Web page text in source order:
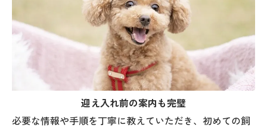
迎え入れ前の案内も完璧
必要な情報や手順を丁寧に教えていただき、初めての飼